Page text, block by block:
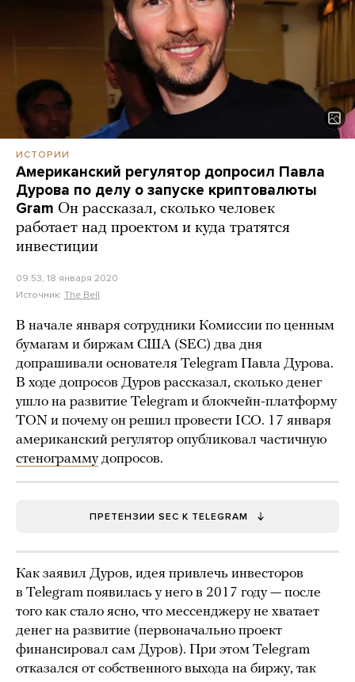
ИСТОРИИ
Американский регулятор допросил Павла
Дурова по делу о запуске криптовалюты
Gram Он рассказал, сколько человек
работает над проектом и куда тратятся
инвестиции
09:53, 18 января 2020
Источник: The Bell
В начале января сотрудники Комиссии по ценным
бумагам и биржам США (SEC) два дня
допрашивали основателя Telegram Павла Дурова.
В ходе допросов Дуров рассказал, сколько денег
ушло на развитие Telegram и блокчейн-платформу
TON и почему он решил провести ICO. 17 января
американский регулятор опубликовал частичную
стенограммудопросов.
ПРЕТЕНЗИИ SEC К TELEGRAM
Как заявил Дуров, идея привлечь инвесторов
в Telegram появилась у него в 2017 году — после
того как стало ясно, что мессенджеру не хватает
денег на развитие (первоначально проект
финансировал сам Дуров). При этом Telegram
отказался от собственного выхода на биржу, так